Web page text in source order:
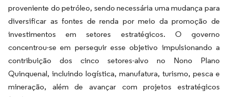
proveniente do petróleo, sendo necessária uma mudança para
diversificar as fontes de renda por meio da promoção de
investimentos em setores estratégicos. O governo
concentrou-se em perseguir esse objetivo impulsionando a
contribuição dos cinco setores-alvo no Nono Plano
Quinquenal, incluindo logística, manufatura, turismo, pesca e
mineração, além de avançar com projetos estratégicos